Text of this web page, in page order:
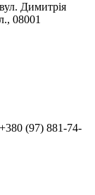
вул. Димитрія
08001
+380 (97) 881-74-